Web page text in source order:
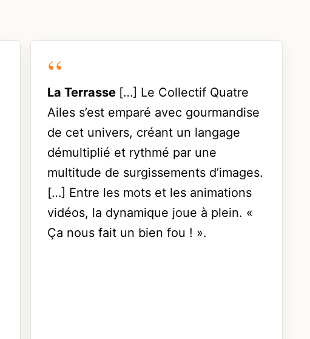
La Terrasse […] Le Collectif Quatre
Ailes s’est emparé avec gourmandise
de cet univers, créant un langage
démultiplié et rythmé par une
multitude de surgissements d’images.
[…] Entre les mots et les animations
vidéos, la dynamique joue à plein. «
Ça nous fait un bien fou ! ».